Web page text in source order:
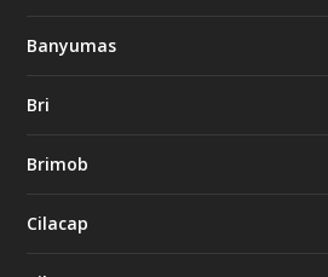
Banyumas
Bri
Brimob
Cilacap